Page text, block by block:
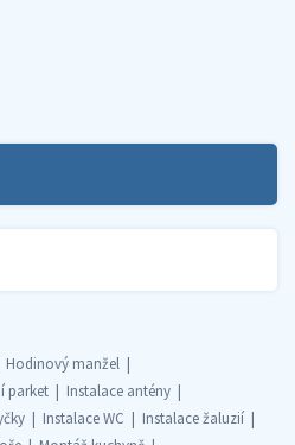
Hodinový manžel
parket
Instalace antény
Instalace WC
Instalace žaluzií